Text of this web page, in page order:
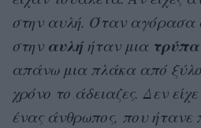
στην αυλή. Όταν αγόρασα
στην αυλή ήταν μια τρύπα
απάνω μια πλάκα από
χρόνο το άδειαζες. Δεν
ένας άνθρωπος, που ήτανε